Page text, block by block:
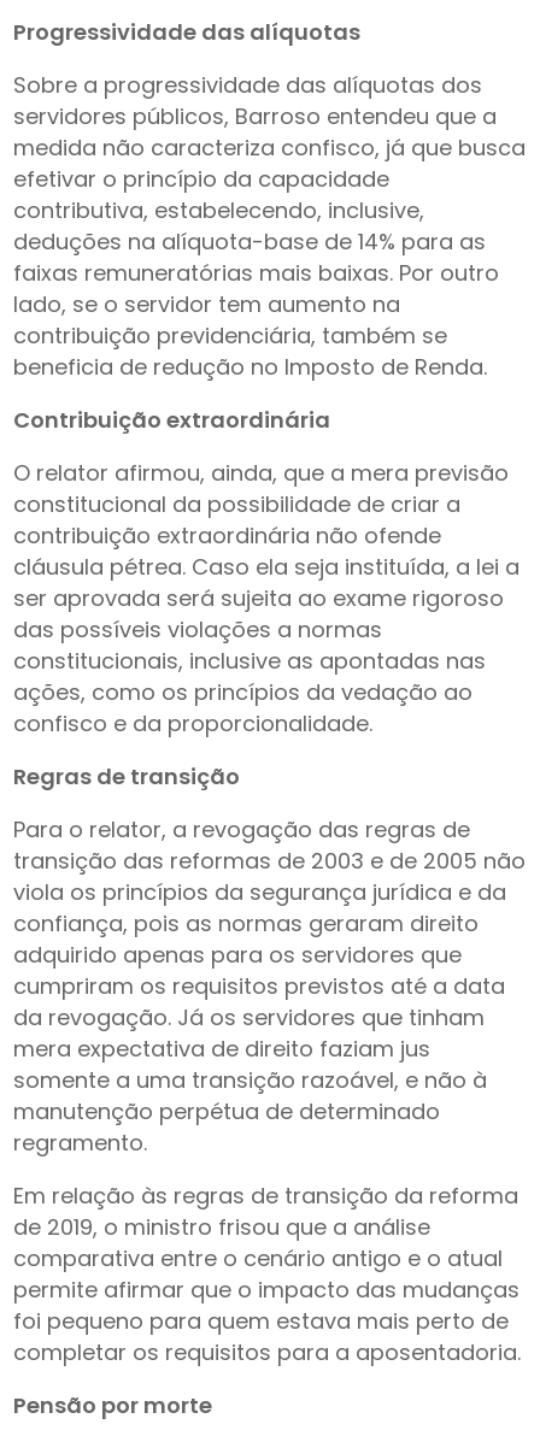
Progressividade das alíquotas
Sobre a progressividade das alíquotas dos
servidores públicos, Barroso entendeu que a
medida não caracteriza confisco, já que busca
efetivar o princípio da capacidade
contributiva, estabelecendo, inclusive,
deduções na alíquota-base de 14% para as
faixas remuneratórias mais baixas. Por outro
lado, se o servidor tem aumento na
contribuição previdenciária, também se
beneficia de redução no Imposto de Renda.
Contribuição extraordinária
O relator afirmou, ainda, que a mera previsão
constitucional da possibilidade de criar a
contribuição extraordinária não ofende
cláusula pétrea. Caso ela seja instituída, a lei a
ser aprovada será sujeita ao exame rigoroso
das possíveis violações a normas
constitucionais, inclusive as apontadas nas
ações, como os princípios da vedação ao
confisco e da proporcionalidade.
Regras de transição
Para o relator, a revogação das regras de
transição das reformas de 2003 e de 2005 não
viola os princípios da segurança jurídica e da
confiança, pois as normas geraram direito
adquirido apenas para os servidores que
cumpriram os requisitos previstos até a data
da revogação. Já os servidores que tinham
mera expectativa de direito faziam jus
somente a uma transição razoável, e não à
manutenção perpétua de determinado
regramento.
Em relação às regras de transição da reforma
de 2019, o ministro frisou que a análise
comparativa entre o cenário antigo e o atual
permite afirmar que o impacto das mudanças
foi pequeno para quem estava mais perto de
completar os requisitos para a aposentadoria.
Pensão por morte